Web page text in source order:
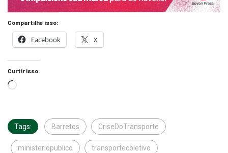
Compartilhe isso:
Facebook X
Curtir isso:
Tags: Barretos CriseDoTransporte
ministeriopublico transportecoletivo